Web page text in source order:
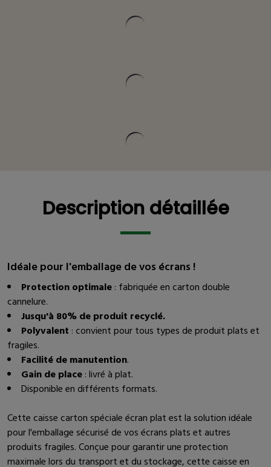
Vous pourriez être intéressé
Description détaillée
Idéale pour l'emballage de vos écrans !
Protection optimale: fabriquée en carton double
cannelure.
Jusqu'à 80% de produit recyclé.
Polyvalent : convient pour tous types de produit plats et
fragiles.
Facilité de manutention.
Gain de place: livré à plat.
Disponible en différents formats.
Cette caisse carton spéciale écran plat est la solution idéale
pour l'emballage sécurisé de vos écrans plats et autres
produits fragiles. Conçue pour garantir une protection
maximale lors du transport et du stockage, cette caisse en